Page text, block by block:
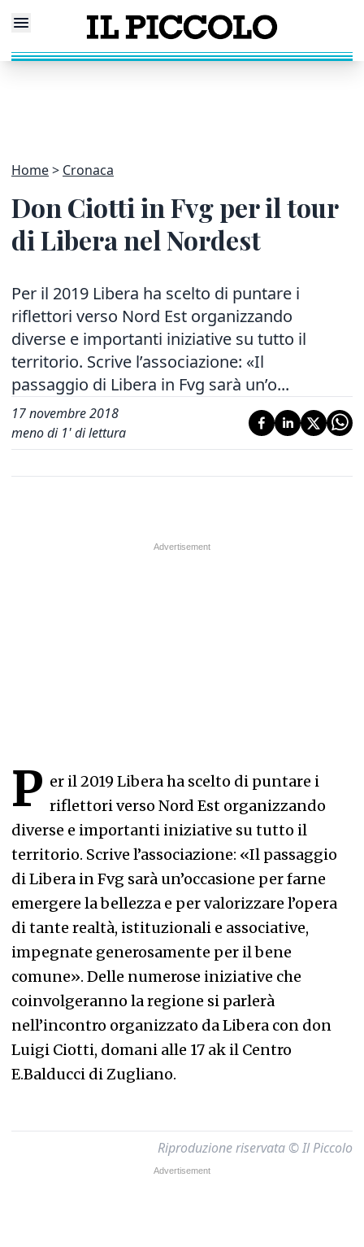
Home Cronaca
Don Ciotti in Fvg per il tour
di Libera nel Nordest
Per il 2019 Libera ha scelto di puntare i
riflettori verso Nord Est organizzando
diverse e importanti iniziative su tutto il
territorio. Scrive l’associazione: «Il
passaggio di Libera in Fvg sarà un’o...
17 novembre 2018
meno di 1' di lettura
P er il 2019 Libera ha scelto di puntare i
riflettori verso Nord Est organizzando
diverse e importanti iniziative su tutto il
territorio. Scrive l’associazione: «Il passaggio
di Libera in Fvg sarà un’occasione per farne
emergere la bellezza e per valorizzare l’opera
di tante realtà, istituzionali e associative,
impegnate generosamente per il bene
comune». Delle numerose iniziative che
coinvolgeranno la regione si parlerà
nell’incontro organizzato da Libera con don
Luigi Ciotti, domani alle 17 ak il Centro
E.Balducci di Zugliano.
Riproduzione riservata © Il Piccolo